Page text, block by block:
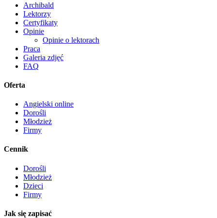
Archibald
Lektorzy
Certyfikaty
Opinie
Opinie o lektorach
Praca
Galeria zdjęć
FAQ
Oferta
Angielski online
Dorośli
Młodzież
Firmy
Cennik
Dorośli
Młodzież
Dzieci
Firmy
Jak się zapisać